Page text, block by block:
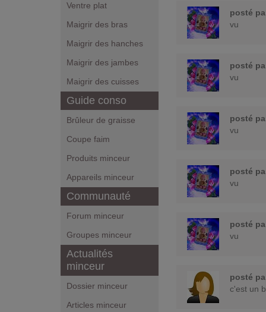
Ventre plat
Maigrir des bras
Maigrir des hanches
Maigrir des jambes
Maigrir des cuisses
Guide conso
Brûleur de graisse
Coupe faim
Produits minceur
Appareils minceur
Communauté
Forum minceur
Groupes minceur
Actualités
minceur
Dossier minceur
Articles minceur
posté
vu
posté
vu
posté
vu
posté
vu
posté
vu
posté
c'est un